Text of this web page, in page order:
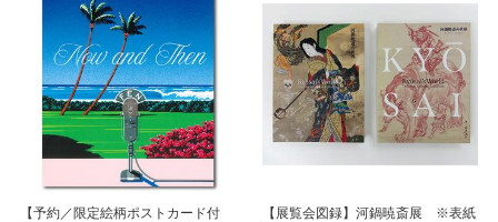
【予約／限定絵柄ポストカード付
【展覧会図録】河鍋暁斎展 ※表紙